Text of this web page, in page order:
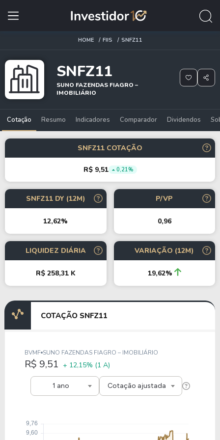
HOME FIIS SNFZ11
SNFZ11
SUNO FAZENDAS FIAGRO –
IMOBILIÁRIO
Cotação Resumo Indicadores Comparador Dividendos
SNFZ11 COTAÇÃO
R$ 9,51 0,21%
SNFZ11 DY (12M)
12,62%
P/VP
0,96
LIQUIDEZ DIÁRIA
R$ 258,31 K
VARIAÇÃO (12M)
19,62%
COTAÇÃO SNFZ11
1 ano
BVMF SUNO FAZENDAS FIAGRO – IMOBILIÁRIO
R$ 9,51 + 12,15% (1 A)
Cotação ajustada